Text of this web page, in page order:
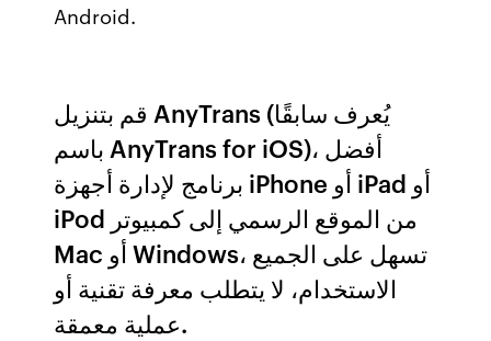
Android.
قم بتنزيل AnyTrans (يُعرف سابقًا
باسم AnyTrans for iOS)، أفضل
برنامج لإدارة أجهزة iPhone أو iPad أو
iPod من الموقع الرسمي إلى كمبيوتر
Mac أو Windows، تسهل على الجميع
الاستخدام، لا يتطلب معرفة تقنية أو
عملية معمقة.